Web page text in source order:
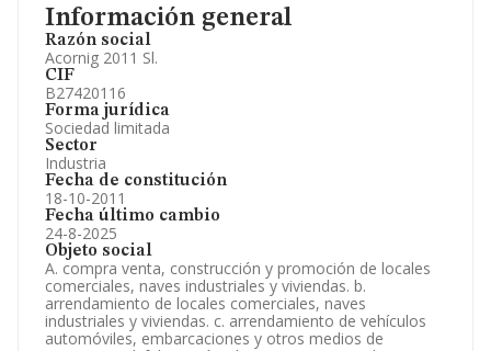
Información general
Razón social
Acornig 2011 Sl.
CIF
B27420116
Forma jurídica
Sociedad limitada
Sector
Industria
Fecha de constitución
18-10-2011
Fecha último cambio
24-8-2025
Objeto social
A. compra venta, construcción y promoción de locales
comerciales, naves industriales y viviendas. b.
arrendamiento de locales comerciales, naves
industriales y viviendas. c. arrendamiento de vehículos
automóviles, embarcaciones y otros medios de